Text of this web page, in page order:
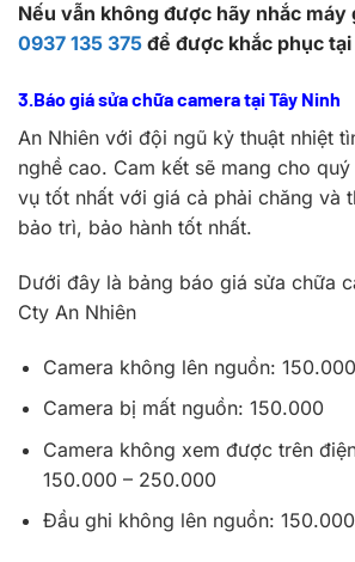
Nếu vẫn không được hãy nhắc máy
0937 135 375 để được khắc phục
3.Báo giá sửa chữa camera tại Tây Ninh
An Nhiên với đội ngũ kỷ thuật nhiệt
nghề cao. Cam kết sẽ mang cho
vụ tốt nhất với giá cả phải chăng và
bảo trì, bảo hành tốt nhất.
Dưới đây là bảng báo giá sửa chữa
Cty An Nhiên
Camera không lên nguồn: 150.000
Camera bị mất nguồn: 150.000
Camera không xem được trên
150.000 – 250.000
Đầu ghi không lên nguồn: